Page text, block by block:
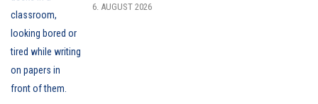
6. AUGUST 2026